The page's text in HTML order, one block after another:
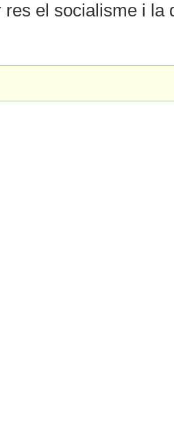
res el socialisme i la